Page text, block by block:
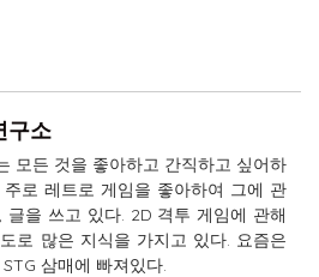
구소
모든 것을 좋아하고 간직하고 싶어하
주로 레트로 게임을 좋아하여 그에 관
글을 쓰고 있다. 2D 격투 게임에 관해
로 많은 지식을 가지고 있다. 요즘은
삼매에 빠져있다.